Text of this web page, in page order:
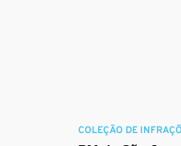
COLEÇÃO DE